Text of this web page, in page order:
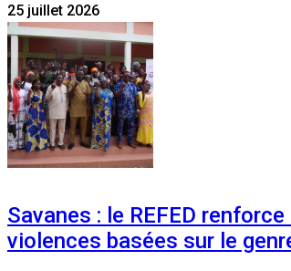
25 juillet 2026
Savanes : le REFED
violences basées sur le